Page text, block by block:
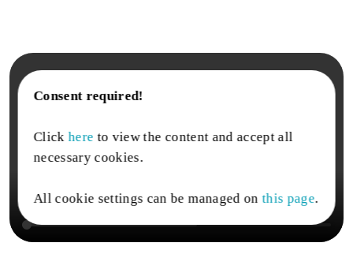
Consent required!
Clickhere to view the content and accept all
necessary cookies.
All cookie settings can be managed onthis page.